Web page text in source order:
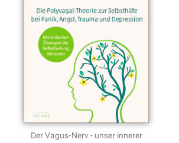
Der Vagus-Nerv - unser innerer